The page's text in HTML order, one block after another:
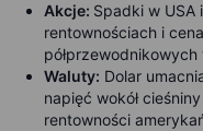
Akcje: Spadki w USA
rentownościach i
półprzewodnikowych
Waluty: Dolar
napięć wokół
rentowności